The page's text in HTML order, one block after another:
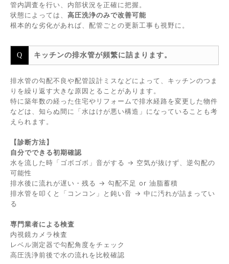
管内調査を行い、内部状況を正確に把握。
状態によっては、 高圧洗浄のみで改善可能
根本的な劣化があれば、配管ごとの更新工事も視野に。
キッチンの排水管が頻繁に詰まります。
排水管の勾配不良や配管設計ミスなどによって、キッチンのつま
りを繰り返す大きな原因とることがあります。
特に築年数の経った住宅やリフォームで排水経路を変更した物件
などは、知らぬ間に「水はけが悪い構造」になっていることも考
えられます。
【診断方法】
自分でできる初期確認
水を流した時「ゴボゴボ」音がする → 空気が抜けず、逆勾配の
可能性
排水後に流れが遅い・残る → 勾配不足 or 油脂蓄積
排水管を叩くと「コンコン」と鈍い音 → 中に汚れが詰まってい
る
専門業者による検査
内視鏡カメラ検査
レベル測定器で勾配角度をチェック
高圧洗浄前後で水の流れを比較確認